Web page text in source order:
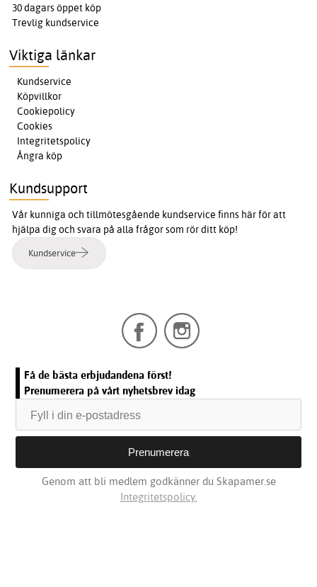
30 dagars öppet köp
Trevlig kundservice
Viktiga länkar
Kundservice
Köpvillkor
Cookiepolicy
Cookies
Integritetspolicy
Ångra köp
Kundsupport
Vår kunniga och tillmötesgående kundservice finns här för att
hjälpa dig och svara på alla frågor som rör ditt köp!
Kundservice
Få de bästa erbjudandena först!
Prenumerera på vårt nyhetsbrev idag
Genom att bli medlem godkänner du Skapamer.se
Integritetspolicy.